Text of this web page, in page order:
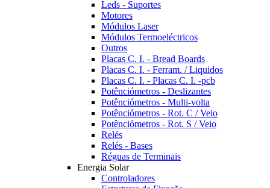
Leds - Suportes
Motores
Módulos Laser
Módulos Termoeléctricos
Outros
Placas C. I. - Bread Boards
Placas C. I. - Ferram. / Liquidos
Placas C. I. - Placas C. I. -pcb
Potênciómetros - Deslizantes
Potênciómetros - Multi-volta
Potênciómetros - Rot. C / Veio
Potênciómetros - Rot. S / Veio
Relés
Relés - Bases
Réguas de Terminais
Energia Solar
Controladores